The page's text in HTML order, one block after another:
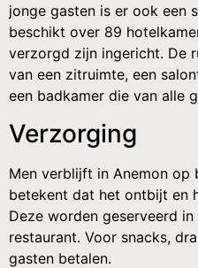
jonge gasten is er ook een
beschikt over 89
verzorgd zijn ingericht. De
van een zitruimte, een
een badkamer die van alle
Verzorging
Men verblijft in Anemon op
betekent dat het ontbijt en
Deze worden geserveerd
restaurant. Voor snacks,
gasten betalen.